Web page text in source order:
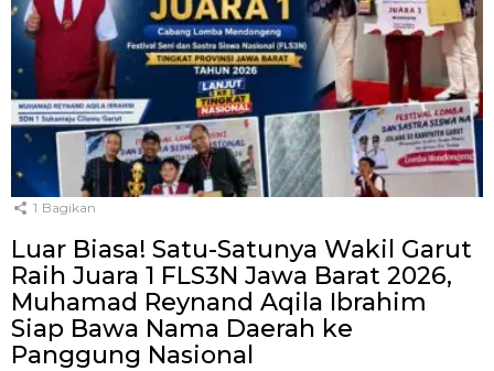
1 Bagikan
Luar Biasa! Satu-Satunya Wakil Garut
Raih Juara 1 FLS3N Jawa Barat 2026,
Muhamad Reynand Aqila Ibrahim
Siap Bawa Nama Daerah ke
Panggung Nasional